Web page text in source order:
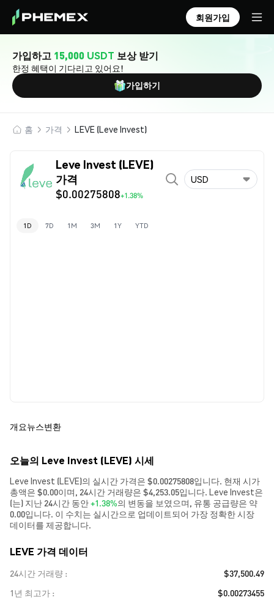
회원가입
가입하고 15,000 USDT 보상 받기
한정 혜택이 기다리고 있어요!
가입하기
홈 가격 LEVE (Leve Invest)
Leve Invest (LEVE)
가격
$0.00275808+1.38%
USD
1D 7D 1M 3M 1Y YTD
개요뉴스변환
오늘의 Leve Invest (LEVE) 시세
Leve Invest (LEVE)의 실시간 가격은 $0.00275808입니다. 현재 시가
총액은 $0.00이며, 24시간 거래량은 $4,253.05입니다. Leve Invest은
(는) 지난 24시간 동안+1.38%의 변동을 보였으며, 유통 공급량은 약
0.00입니다. 이 수치는 실시간으로 업데이트되어 가장 정확한 시장
데이터를 제공합니다.
LEVE 가격 데이터
24시간 거래량
$37,500.49
1년 최고가
$0.00273455